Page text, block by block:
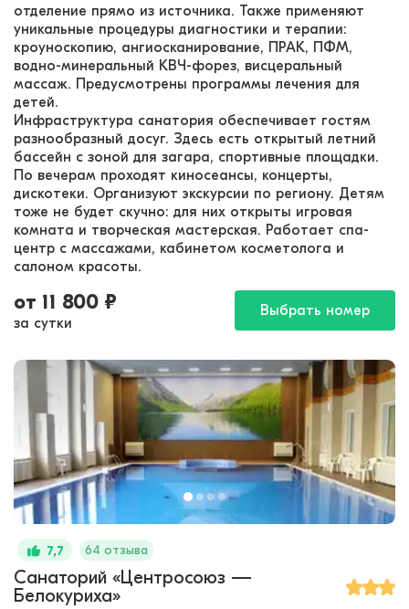
отделение прямо из источника. Также применяют
уникальные процедуры диагностики и терапии:
кроуноскопию, ангиосканирование, ПРАК, ПФМ,
водно-минеральный КВЧ-форез, висцеральный
массаж. Предусмотрены программы лечения для
детей.
Инфраструктура санатория обеспечивает гостям
разнообразный досуг. Здесь есть открытый летний
бассейн с зоной для загара, спортивные площадки.
По вечерам проходят киносеансы, концерты,
дискотеки. Организуют экскурсии по региону. Детям
тоже не будет скучно: для них открыты игровая
комната и творческая мастерская. Работает спа-
центр с массажами, кабинетом косметолога и
салоном красоты.
от 11 800 ₽
за сутки
Выбрать номер
7,7 64 отзыва
Санаторий «Центросоюз —
Белокуриха»